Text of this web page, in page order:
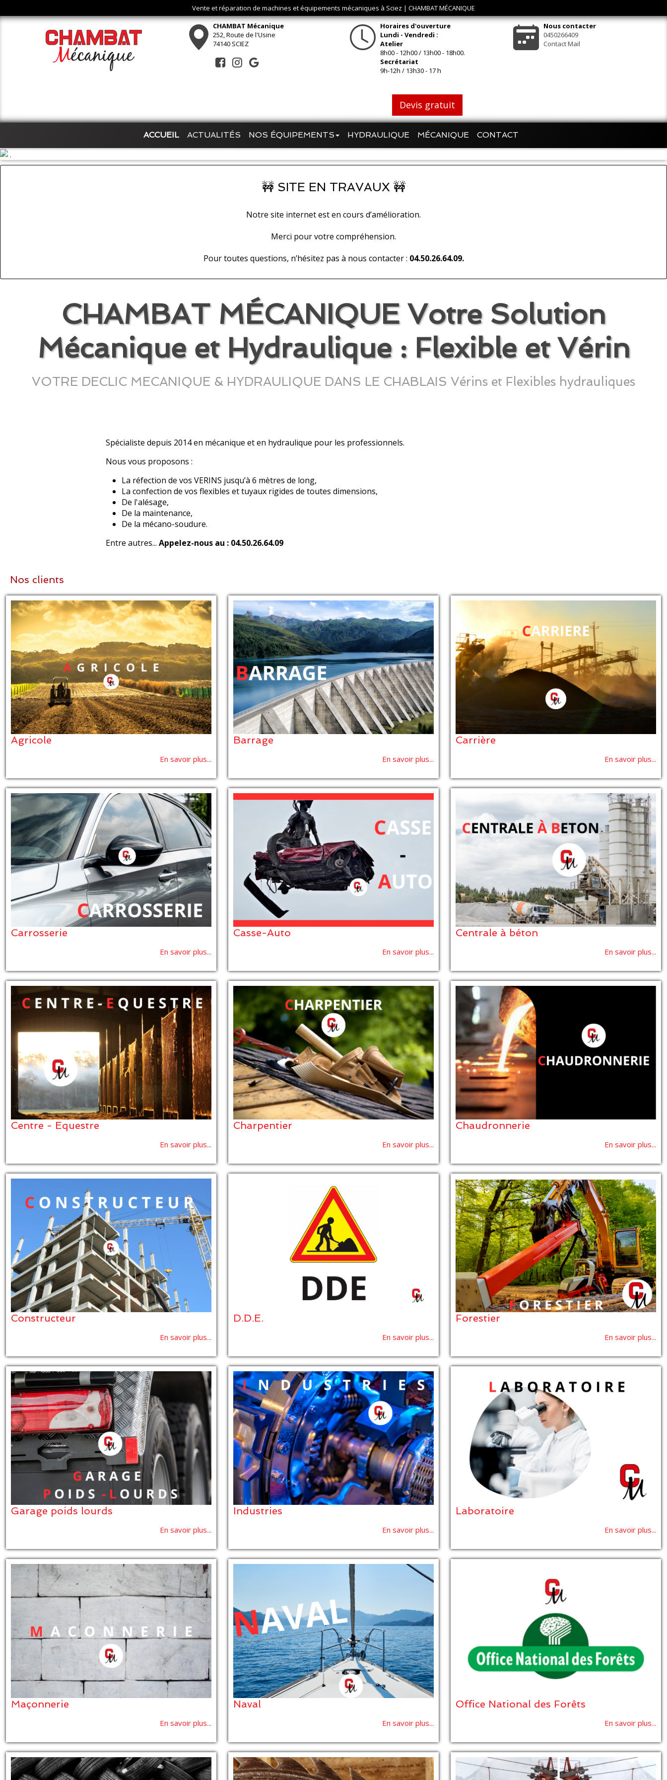
Vente et réparation de machines et équipements mécaniques à Sciez | CHAMBAT MÉCANIQUE
CHAMBAT Mécanique
252, Route de l'Usine
74140 SCIEZ
Horaires d'ouverture
Lundi - Vendredi :
Atelier
8h00 - 12h00 / 13h00 - 18h00.
Secrétariat
9h-12h / 13h30 - 17 h
Devis gratuit
Nous contacter
0450266409
Contact Mail
ACCUEIL ACTUALITÉS NOS ÉQUIPEMENTS HYDRAULIQUE MÉCANIQUE CONTACT
🚧 SITE EN TRAVAUX 🚧
Notre site internet est en cours d’amélioration.
Merci pour votre compréhension.
Pour toutes questions, n’hésitez pas à nous contacter : 04.50.26.64.09.
CHAMBAT MÉCANIQUE Votre Solution
Mécanique et Hydraulique : Flexible et Vérin
VOTRE DECLIC MECANIQUE & HYDRAULIQUE DANS LE CHABLAIS Vérins et Flexibles hydrauliques
Spécialiste depuis 2014 en mécanique et en hydraulique pour les professionnels.
Nous vous proposons :
La réfection de vos VERINS jusqu’à 6 mètres de long,
La confection de vos flexibles et tuyaux rigides de toutes dimensions,
De l'alésage,
De la maintenance,
De la mécano-soudure.
Entre autres... Appelez-nous au : 04.50.26.64.09
Nos clients
Agricole
En savoir plus...
Barrage
En savoir plus...
Carrière
En savoir plus...
Carrosserie
En savoir plus...
Casse-Auto
En savoir plus...
Centrale à béton
En savoir plus...
Centre - Equestre
En savoir plus...
Charpentier
En savoir plus...
Chaudronnerie
En savoir plus...
Constructeur
En savoir plus...
D.D.E.
En savoir plus...
Forestier
En savoir plus...
Garage poids lourds
En savoir plus...
Industries
En savoir plus...
Laboratoire
En savoir plus...
Maçonnerie
En savoir plus...
Naval
En savoir plus...
Office National des Forêts
En savoir plus...